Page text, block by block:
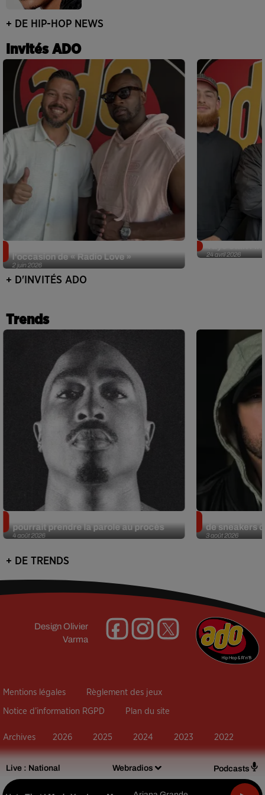
Live : National Webradios Podcasts
+ DE HIP-HOP NEWS
Invités ADO
2 juin 2026
l'occasion de « Radio Love »
24 avril 2026
+ D'INVITÉS ADO
Trends
4 août 2026
pourrait prendre la parole au procès
3 août 2026
de sneakers
+ DE TRENDS
Design Olivier
Varma
Mentions légales Règlement des jeux
Notice d’information RGPD Plan du site
Archives 2026 2025 2024 2023 2022